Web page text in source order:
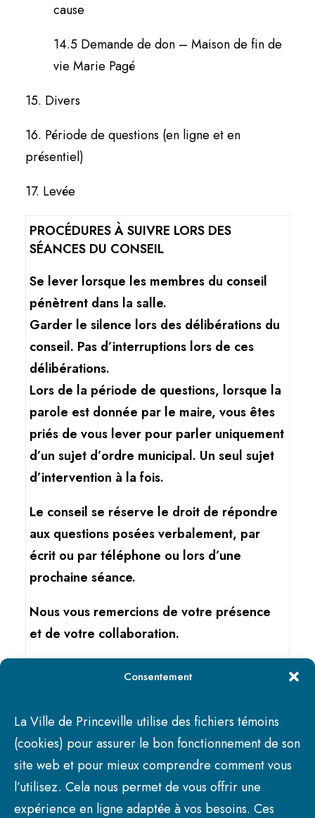
Consentement
La Ville de Princeville utilise des fichiers témoins
(cookies) pour assurer le bon fonctionnement de son
site web et pour mieux comprendre comment vous
l’utilisez. Cela nous permet de vous offrir une
expérience en ligne adaptée à vos besoins. Ces
cause
14.5 Demande de don – Maison de fin de
vie Marie Pagé
15. Divers
16. Période de questions (en ligne et en
présentiel)
17. Levée
PROCÉDURES À SUIVRE LORS DES
SÉANCES DU CONSEIL
Se lever lorsque les membres du conseil
pénètrent dans la salle.
Garder le silence lors des délibérations du
conseil. Pas d’interruptions lors de ces
délibérations.
Lors de la période de questions, lorsque la
parole est donnée par le maire, vous êtes
priés de vous lever pour parler uniquement
d’un sujet d’ordre municipal. Un seul sujet
d’intervention à la fois.
Le conseil se réserve le droit de répondre
aux questions posées verbalement, par
écrit ou par téléphone ou lors d’une
prochaine séance.
Nous vous remercions de votre présence
et de votre collaboration.